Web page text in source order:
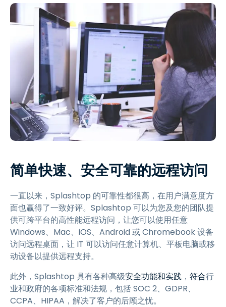
简单快速、安全可靠的远程访问
一直以来，Splashtop 的可靠性都很高，在用户满意度方
面也赢得了一致好评。Splashtop 可以为您及您的团队提
供可跨平台的高性能远程访问，让您可以使用任意
Windows、Mac、iOS、Android 或 Chromebook 设备
访问远程桌面，让 IT 可以访问任意计算机、平板电脑或移
动设备以提供远程支持。
此外，Splashtop 具有各种高级安全功能和实践 ， 符合行
业和政府的各项标准和法规，包括 SOC 2、GDPR、
CCPA、HIPAA，解决了客户的后顾之忧。